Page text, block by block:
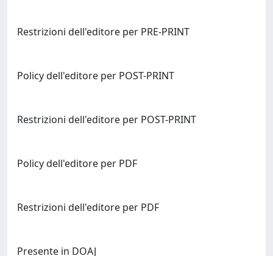
Restrizioni dell'editore per PRE-PRINT
Policy dell'editore per POST-PRINT
Restrizioni dell'editore per POST-PRINT
Policy dell'editore per PDF
Restrizioni dell'editore per PDF
Presente in DOAJ